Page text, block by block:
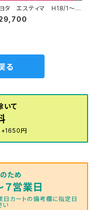
タ エスティマ H18/1〜H
5（前期） 50系 フロアマ
一式 カーマット ハイグレ
る
いて
+1650円
ため
営業日
日カートの備考欄に指定日
い